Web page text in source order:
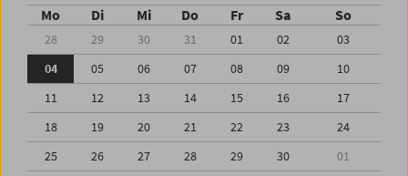
Mo Di Mi Do Fr Sa So
28 29 30 31 01 02
03
04
05 06 07 08 09
10
11
12 13 14 15 16
17
18
19 20 21 22 23
24
25
26 27 28 29 30
01